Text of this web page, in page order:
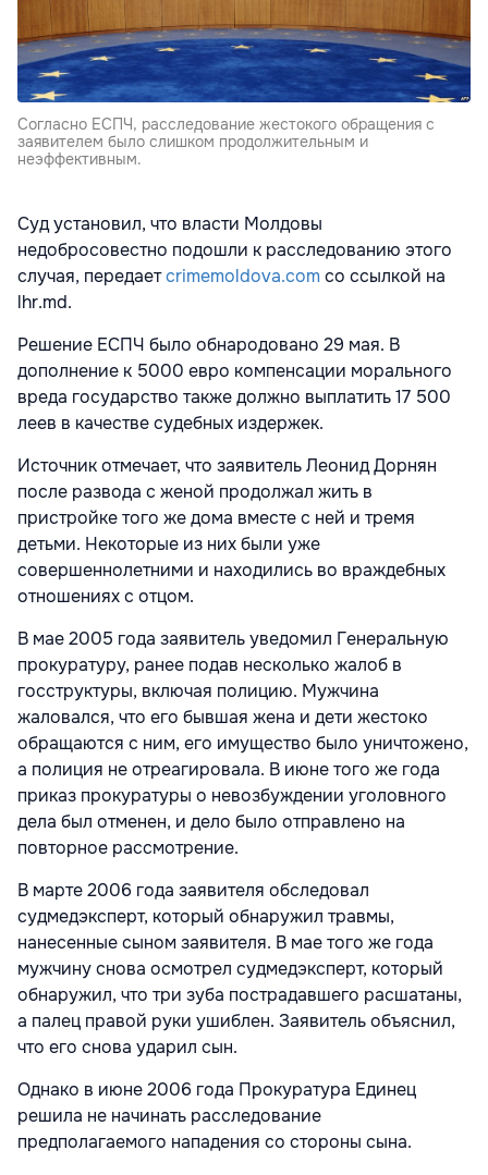
Согласно ЕСПЧ, расследование жестокого обращения с
заявителем было слишком продолжительным и
неэффективным.
Суд установил, что власти Молдовы
недобросовестно подошли к расследованию этого
случая, передаетcrimemoldova.com со ссылкой на
lhr.md.
Решение ЕСПЧ было обнародовано 29 мая. В
дополнение к 5000 евро компенсации морального
вреда государство также должно выплатить 17 500
леев в качестве судебных издержек.
Источник отмечает, что заявитель Леонид Дорнян
после развода с женой продолжал жить в
пристройке того же дома вместе с ней и тремя
детьми. Некоторые из них были уже
совершеннолетними и находились во враждебных
отношениях с отцом.
В мае 2005 года заявитель уведомил Генеральную
прокуратуру, ранее подав несколько жалоб в
госструктуры, включая полицию. Мужчина
жаловался, что его бывшая жена и дети жестоко
обращаются с ним, его имущество было уничтожено,
а полиция не отреагировала. В июне того же года
приказ прокуратуры о невозбуждении уголовного
дела был отменен, и дело было отправлено на
повторное рассмотрение.
В марте 2006 года заявителя обследовал
судмедэксперт, который обнаружил травмы,
нанесенные сыном заявителя. В мае того же года
мужчину снова осмотрел судмедэксперт, который
обнаружил, что три зуба пострадавшего расшатаны,
а палец правой руки ушиблен. Заявитель объяснил,
что его снова ударил сын.
Однако в июне 2006 года Прокуратура Единец
решила не начинать расследование
предполагаемого нападения со стороны сына.